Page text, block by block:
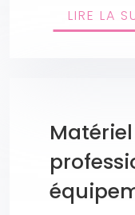
LIRE LA